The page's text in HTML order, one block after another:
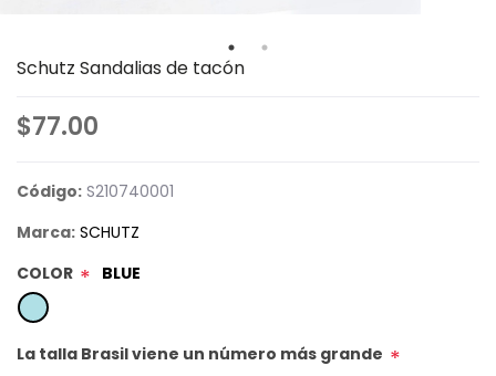
Schutz Sandalias de tacón
$77.00
Código: S210740001
Marca: SCHUTZ
COLOR * BLUE
La talla Brasil viene un número más grande *